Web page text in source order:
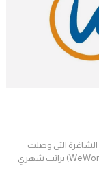
التي وصلت
المتقدمون نسخة عنها والصادرة عن منظمة نحن العالم (WeWorld) براتب شهري